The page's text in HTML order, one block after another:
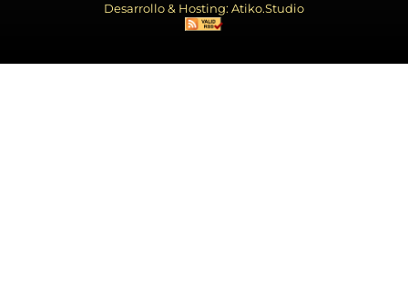
Desarrollo & Hosting: Atiko.Studio